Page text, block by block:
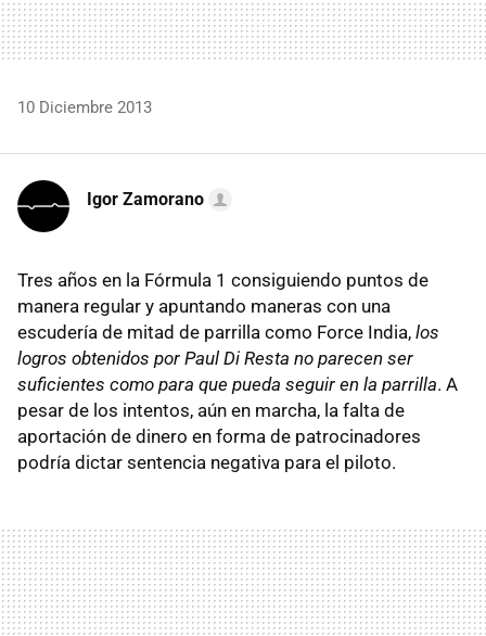
10 Diciembre 2013
Igor Zamorano
Tres años en la Fórmula 1 consiguiendo puntos de
manera regular y apuntando maneras con una
escudería de mitad de parrilla como Force India, los
logros obtenidos por Paul Di Resta no parecen ser
suficientes como para que pueda seguir en la parrilla. A
pesar de los intentos, aún en marcha, la falta de
aportación de dinero en forma de patrocinadores
podría dictar sentencia negativa para el piloto.